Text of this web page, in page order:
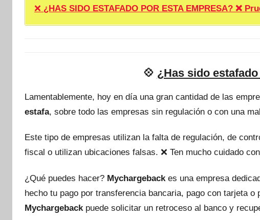
❌ ¿HAS SIDO ESTAFADO POR ESTA EMPRESA? ❌
💠 ¿Has sido
Lamentablemente, hoy en día una gran cantidad de las
estafa, sobre todo las empresas sin regulación o con una
Este tipo de empresas utilizan la falta de regulación, de
fiscal o utilizan ubicaciones falsas. ❌ Ten mucho cuidado
¿Qué puedes hacer? Mychargeback es una empresa
hecho tu pago por transferencia bancaria, pago con tarjeta
Mychargeback puede solicitar un retroceso al banco y